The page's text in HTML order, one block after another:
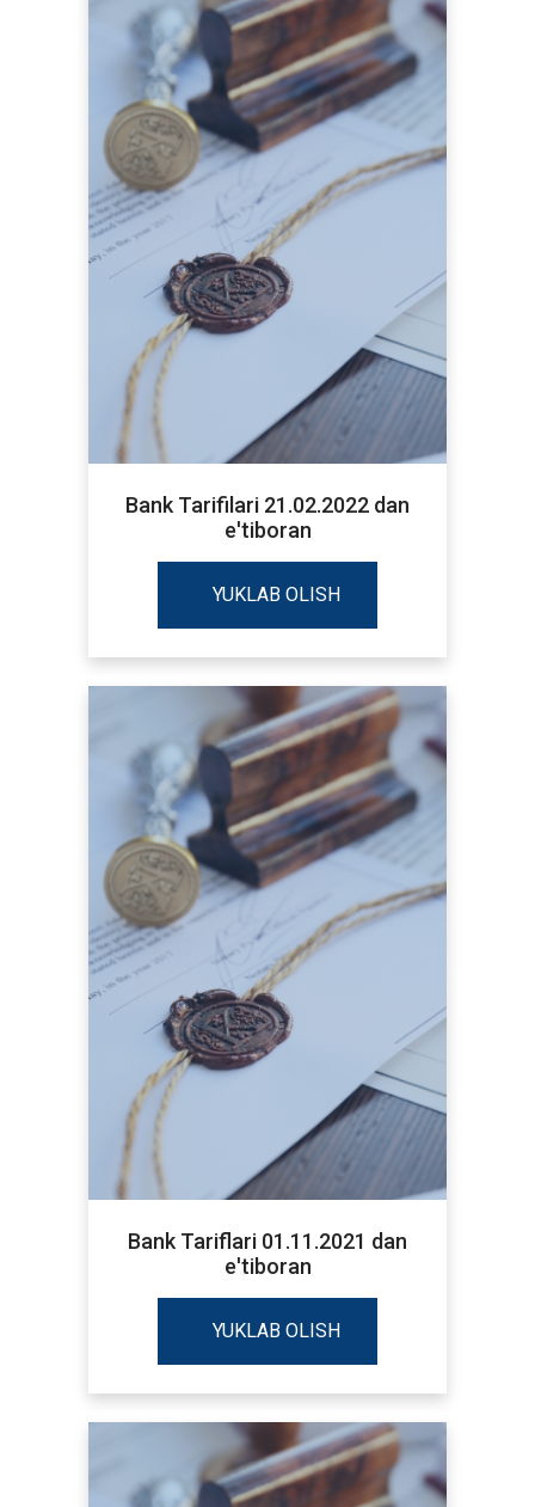
Bank Tarifilari 21.02.2022 dan
e'tiboran
YUKLAB OLISH
Bank Tariflari 01.11.2021 dan
e'tiboran
YUKLAB OLISH